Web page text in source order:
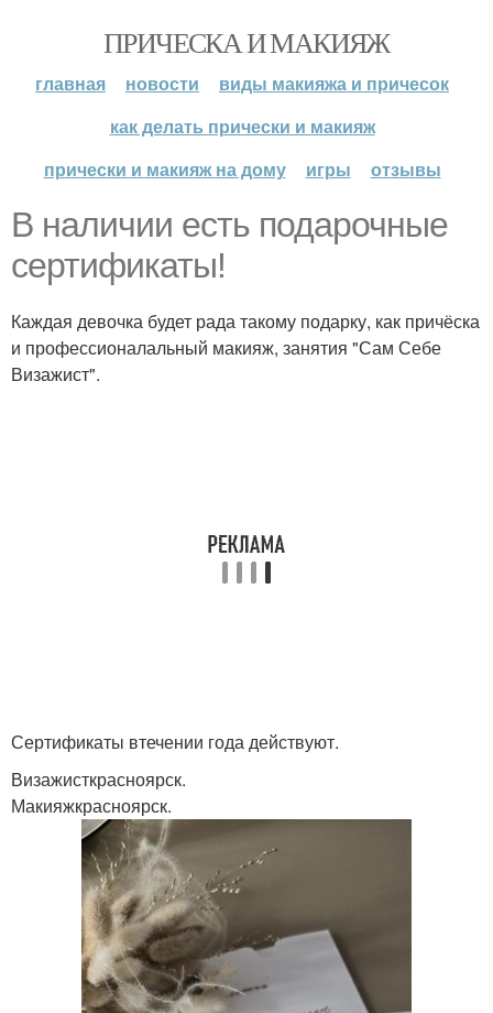
ПРИЧЕСКА И МАКИЯЖ
главная новости
виды макияжа и причесок
как делать прически и макияж
прически и макияж на дому
игры отзывы
В наличии есть подарочные
сертификаты!
Каждая девочка будет рада такому подарку, как причёска
и профессионалальный макияж, занятия "Сам Себе
Визажист".
Сертификаты втечении года действуют.
Визажисткрасноярск.
Макияжкрасноярск.